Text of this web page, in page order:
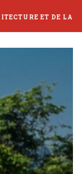
ET DE LA